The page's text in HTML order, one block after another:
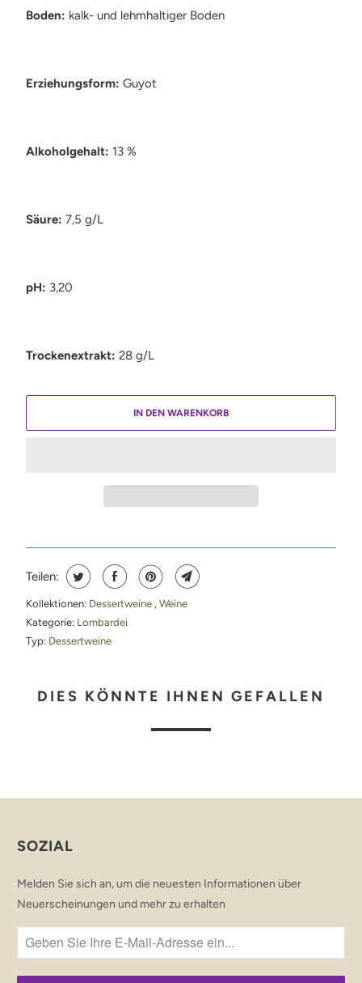
Boden: kalk- und lehmhaltiger Boden
Erziehungsform: Guyot
Alkoholgehalt: 13 %
Säure: 7,5 g/L
pH: 3,20
Trockenextrakt: 28 g/L
IN DEN WARENKORB
Teilen:
Kollektionen: Dessertweine , Weine
Kategorie: Lombardei
Typ: Dessertweine
DIES KÖNNTE IHNEN GEFALLEN
SOZIAL
Melden Sie sich an, um die neuesten Informationen über
Neuerscheinungen und mehr zu erhalten